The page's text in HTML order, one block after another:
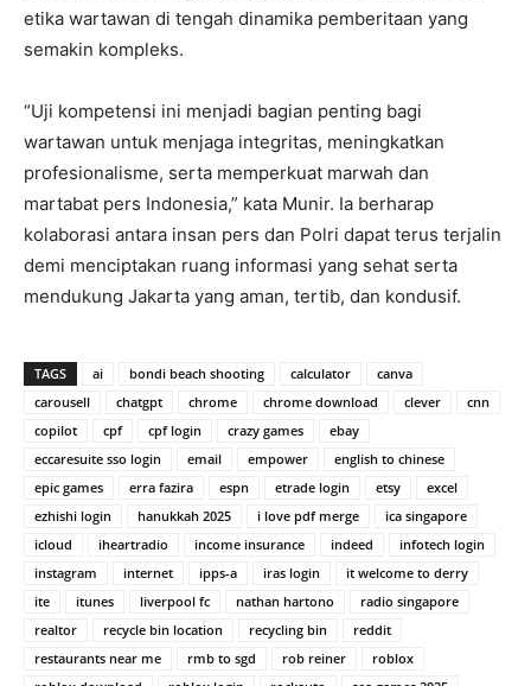
etika wartawan di tengah dinamika pemberitaan yang
semakin kompleks.
“Uji kompetensi ini menjadi bagian penting bagi
wartawan untuk menjaga integritas, meningkatkan
profesionalisme, serta memperkuat marwah dan
martabat pers Indonesia,” kata Munir. Ia berharap
kolaborasi antara insan pers dan Polri dapat terus terjalin
demi menciptakan ruang informasi yang sehat serta
mendukung Jakarta yang aman, tertib, dan kondusif.
TAGS ai bondi beach shooting calculator
canva
carousell
chatgpt chrome chrome download clever
cnn
copilot
cpf cpf login crazy games
ebay
eccaresuite sso login
email empower
english to chinese
epic games
erra fazira espn etrade login etsy
excel
ezhishi login
hanukkah 2025 i love pdf merge
ica singapore
icloud
iheartradio income insurance indeed
infotech login
instagram
internet ipps-a iras login
it welcome to derry
ite
itunes liverpool fc nathan hartono
radio singapore
realtor
recycle bin location recycling bin
reddit
restaurants near me
rmb to sgd rob reiner
roblox